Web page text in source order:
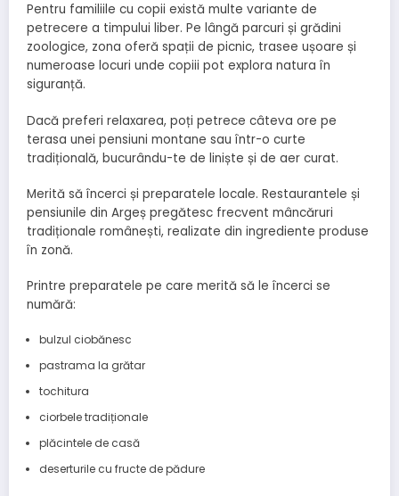
Pentru familiile cu copii există multe variante de
petrecere a timpului liber. Pe lângă parcuri și grădini
zoologice, zona oferă spații de picnic, trasee ușoare și
numeroase locuri unde copiii pot explora natura în
siguranță.
Dacă preferi relaxarea, poți petrece câteva ore pe
terasa unei pensiuni montane sau într-o curte
tradițională, bucurându-te de liniște și de aer curat.
Merită să încerci și preparatele locale. Restaurantele și
pensiunile din Argeș pregătesc frecvent mâncăruri
tradiționale românești, realizate din ingrediente produse
în zonă.
Printre preparatele pe care merită să le încerci se
numără:
bulzul ciobănesc
pastrama la grătar
tochitura
ciorbele tradiționale
plăcintele de casă
deserturile cu fructe de pădure